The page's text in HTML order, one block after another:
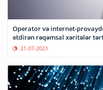
Operator və internet-
etdirən rəqəmsal xəritələr
21-07-2023